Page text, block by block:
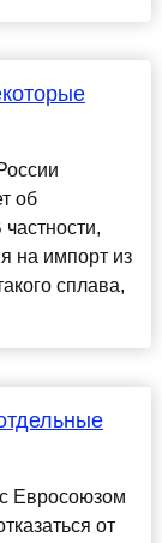
об
на импорт из
сплава,
Евросоюзом
от